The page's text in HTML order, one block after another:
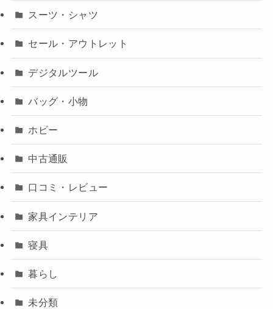
スーツ・シャツ
セール・アウトレット
デジタルツール
バッグ・小物
ホビー
中古通販
口コミ・レビュー
家具インテリア
寝具
暮らし
未分類